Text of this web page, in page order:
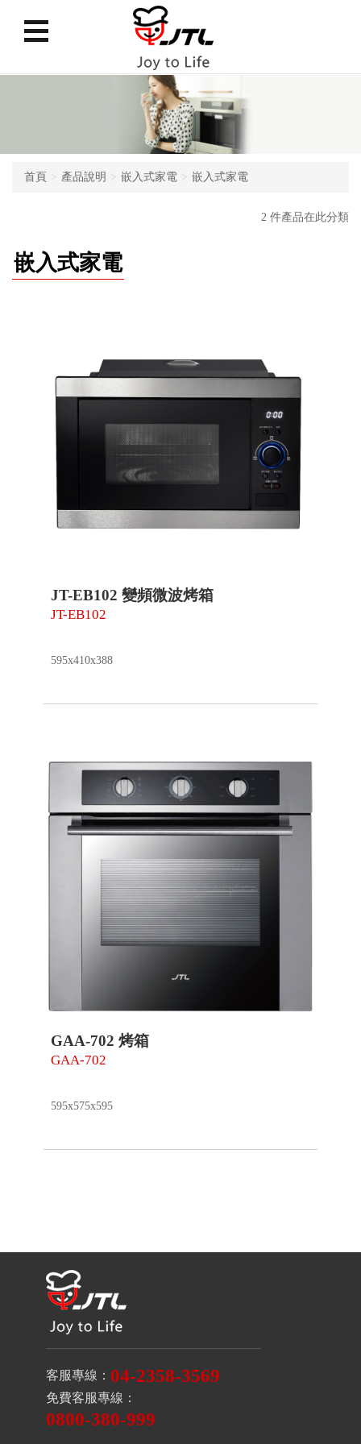
首頁 產品說明 嵌入式家電 嵌入式家電
2 件產品在此分類
嵌入式家電
JT-EB102 變頻微波烤箱
JT-EB102
595x410x388
GAA-702 烤箱
GAA-702
595x575x595
客服專線： 04-2358-3569
免費客服專線：
0800-380-999